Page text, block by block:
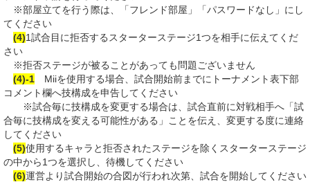
※部屋立てを行う際は、「フレンド部屋」「パスワードなし」にし
てください
(4)1試合目に拒否するスターターステージ1つを相手に伝えてくだ
さい
※拒否ステージが被ることがあっても問題ございません
(4)-1 Miiを使用する場合、試合開始前までにトーナメント表下部
コメント欄へ技構成を申告してください
※試合毎に技構成を変更する場合は、試合直前に対戦相手へ「試
合毎に技構成を変える可能性がある」ことを伝え、変更する度に連絡
してください
(5)使用するキャラと拒否されたステージを除くスターターステージ
の中から1つを選択し、待機してください
(6)運営より試合開始の合図が行われ次第、試合を開始してください